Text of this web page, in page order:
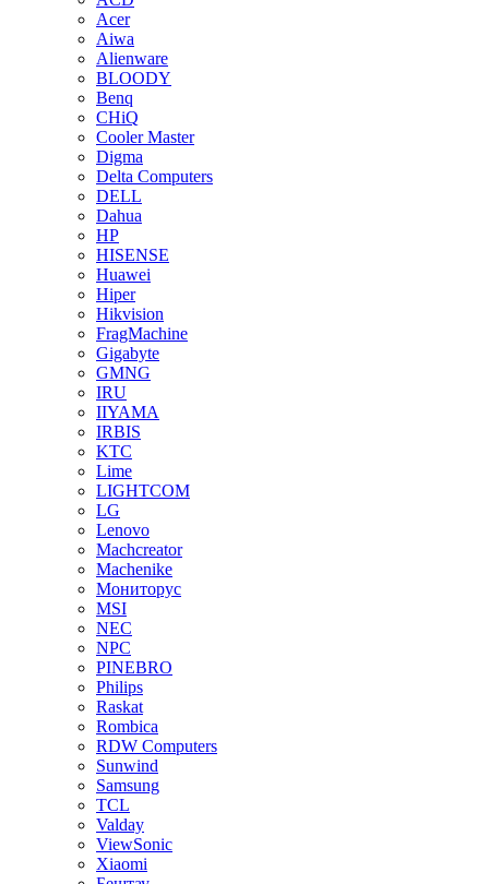
Acer
Aiwa
Alienware
BLOODY
Benq
CHiQ
Cooler Master
Digma
Delta Computers
DELL
Dahua
HP
HISENSE
Huawei
Hiper
Hikvision
FragMachine
Gigabyte
GMNG
IRU
IIYAMA
IRBIS
KTC
Lime
LIGHTCOM
LG
Lenovo
Machcreator
Machenike
Мониторус
MSI
NEC
NPC
PINEBRO
Philips
Raskat
Rombica
RDW Computers
Sunwind
Samsung
TCL
Valday
ViewSonic
Xiaomi